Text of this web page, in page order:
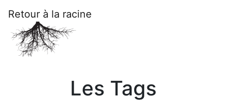
Retour à la racine
Les Tags